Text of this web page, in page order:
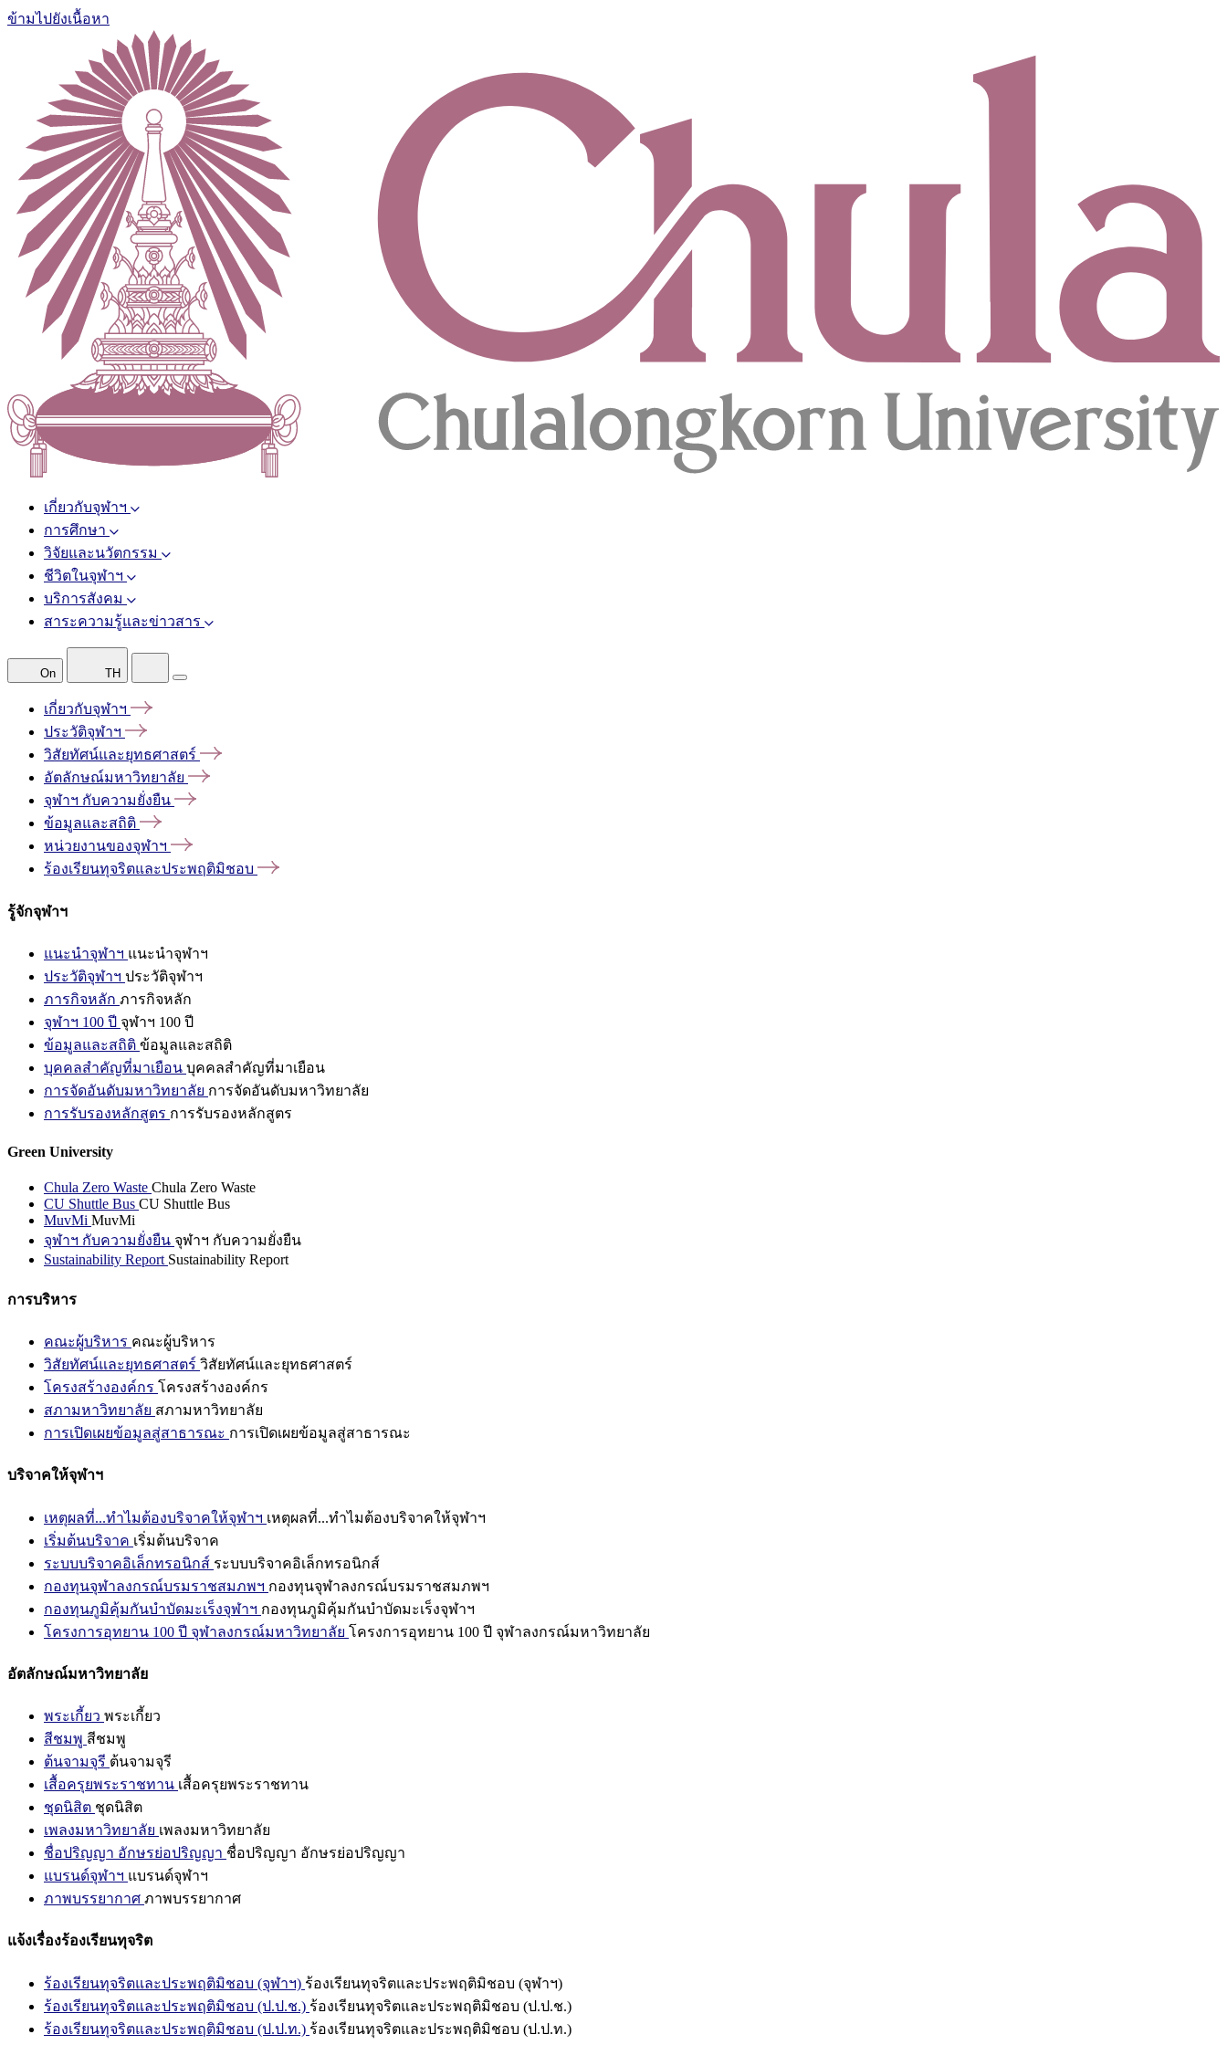
ข้ามไปยังเนื้อหา
เกี่ยวกับจุฬาฯ
การศึกษา
วิจัยและนวัตกรรม
ชีวิตในจุฬาฯ
บริการสังคม
สาระความรู้และข่าวสาร
On TH
เกี่ยวกับจุฬาฯ
ประวัติจุฬาฯ
วิสัยทัศน์และยุทธศาสตร์
อัตลักษณ์มหาวิทยาลัย
จุฬาฯ กับความยั่งยืน
ข้อมูลและสถิติ
หน่วยงานของจุฬาฯ
ร้องเรียนทุจริตและประพฤติมิชอบ
รู้จักจุฬาฯ
แนะนำจุฬาฯ แนะนำจุฬาฯ
ประวัติจุฬาฯ ประวัติจุฬาฯ
ภารกิจหลัก ภารกิจหลัก
จุฬาฯ 100 ปี จุฬาฯ 100 ปี
ข้อมูลและสถิติ ข้อมูลและสถิติ
บุคคลสำคัญที่มาเยือน บุคคลสำคัญที่มาเยือน
การจัดอันดับมหาวิทยาลัย การจัดอันดับมหาวิทยาลัย
การรับรองหลักสูตร การรับรองหลักสูตร
Green University
Chula Zero Waste Chula Zero Waste
CU Shuttle Bus CU Shuttle Bus
MuvMi MuvMi
จุฬาฯ กับความยั่งยืน จุฬาฯ กับความยั่งยืน
Sustainability Report Sustainability Report
การบริหาร
คณะผู้บริหาร คณะผู้บริหาร
วิสัยทัศน์และยุทธศาสตร์ วิสัยทัศน์และยุทธศาสตร์
โครงสร้างองค์กร โครงสร้างองค์กร
สภามหาวิทยาลัย สภามหาวิทยาลัย
การเปิดเผยข้อมูลสู่สาธารณะ การเปิดเผยข้อมูลสู่สาธารณะ
บริจาคให้จุฬาฯ
เหตุผลที่...ทำไมต้องบริจาคให้จุฬาฯ เหตุผลที่...ทำไมต้องบริจาคให้จุฬาฯ
เริ่มต้นบริจาค เริ่มต้นบริจาค
ระบบบริจาคอิเล็กทรอนิกส์ ระบบบริจาคอิเล็กทรอนิกส์
กองทุนจุฬาลงกรณ์บรมราชสมภพฯ กองทุนจุฬาลงกรณ์บรมราชสมภพฯ
กองทุนภูมิคุ้มกันบำบัดมะเร็งจุฬาฯ กองทุนภูมิคุ้มกันบำบัดมะเร็งจุฬาฯ
โครงการอุทยาน 100 ปี จุฬาลงกรณ์มหาวิทยาลัย โครงการอุทยาน 100 ปี จุฬาลงกรณ์มหาวิทยาลัย
อัตลักษณ์มหาวิทยาลัย
พระเกี้ยว พระเกี้ยว
สีชมพู สีชมพู
ต้นจามจุรี ต้นจามจุรี
เสื้อครุยพระราชทาน เสื้อครุยพระราชทาน
ชุดนิสิต ชุดนิสิต
เพลงมหาวิทยาลัย เพลงมหาวิทยาลัย
ชื่อปริญญา อักษรย่อปริญญา ชื่อปริญญา อักษรย่อปริญญา
แบรนด์จุฬาฯ แบรนด์จุฬาฯ
ภาพบรรยากาศ ภาพบรรยากาศ
แจ้งเรื่องร้องเรียนทุจริต
ร้องเรียนทุจริตและประพฤติมิชอบ (จุฬาฯ) ร้องเรียนทุจริตและประพฤติมิชอบ (จุฬาฯ)
ร้องเรียนทุจริตและประพฤติมิชอบ (ป.ป.ช.) ร้องเรียนทุจริตและประพฤติมิชอบ (ป.ป.ช.)
ร้องเรียนทุจริตและประพฤติมิชอบ (ป.ป.ท.) ร้องเรียนทุจริตและประพฤติมิชอบ (ป.ป.ท.)